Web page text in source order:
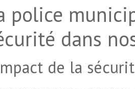
police
dans
de la